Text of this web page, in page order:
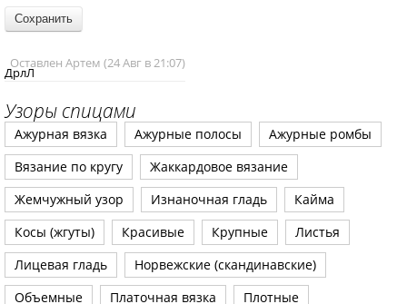
Оставлен Артем (24 Авг в 21:07)
ДрлЛ
Узоры спицами
Ажурная вязка Ажурные полосы
Ажурные ромбы
Вязание по кругу
Жаккардовое вязание
Жемчужный узор
Изнаночная гладь
Кайма
Косы (жгуты)
Красивые Крупные
Листья
Лицевая гладь
Норвежские (скандинавские)
Объемные
Платочная вязка
Плотные